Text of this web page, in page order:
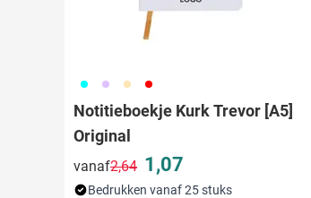
166 015 236 008
Notitieboekje Kurk Trevor [A5]
Original
vanaf
Normale prijs
2,64 1,07
Bedrukken vanaf 25 stuks